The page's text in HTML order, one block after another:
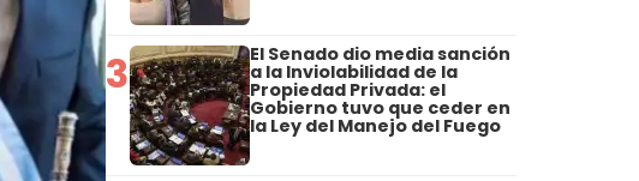
3 El Senado dio media sanción
a la Inviolabilidad de la
Propiedad Privada: el
Gobierno tuvo que ceder en
la Ley del Manejo del Fuego